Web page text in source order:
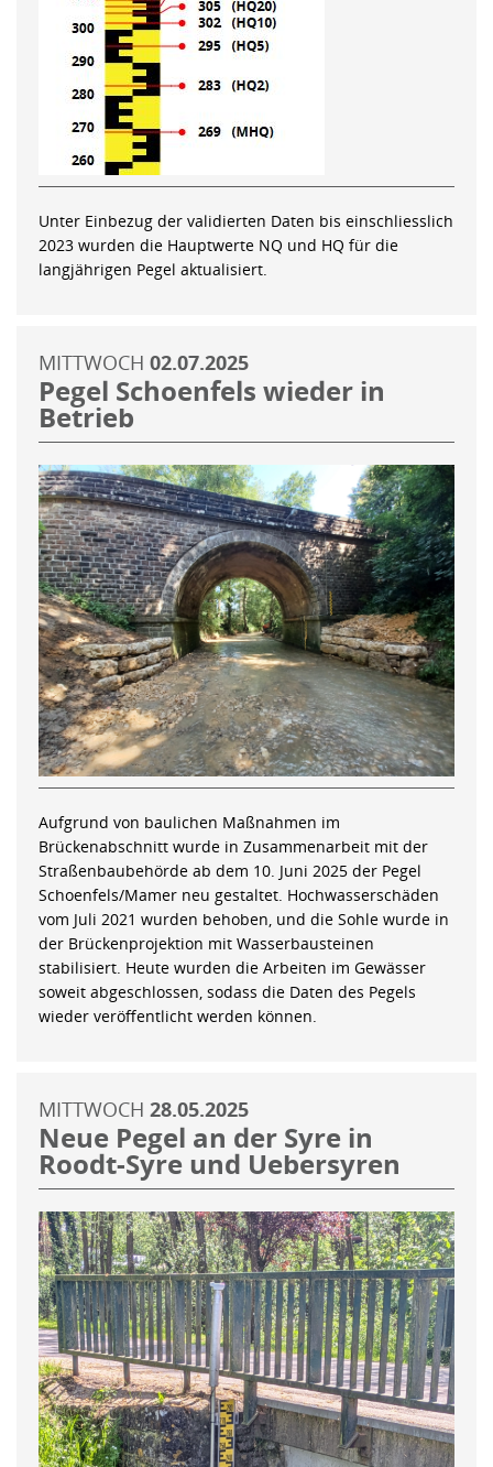
Unter Einbezug der validierten Daten bis einschliesslich
2023 wurden die Hauptwerte NQ und HQ für die
langjährigen Pegel aktualisiert.
MITTWOCH 02.07.2025
Pegel Schoenfels wieder in
Betrieb
Aufgrund von baulichen Maßnahmen im
Brückenabschnitt wurde in Zusammenarbeit mit der
Straßenbaubehörde ab dem 10. Juni 2025 der Pegel
Schoenfels/Mamer neu gestaltet. Hochwasserschäden
vom Juli 2021 wurden behoben, und die Sohle wurde in
der Brückenprojektion mit Wasserbausteinen
stabilisiert. Heute wurden die Arbeiten im Gewässer
soweit abgeschlossen, sodass die Daten des Pegels
wieder veröffentlicht werden können.
MITTWOCH 28.05.2025
Neue Pegel an der Syre in
Roodt-Syre und Uebersyren